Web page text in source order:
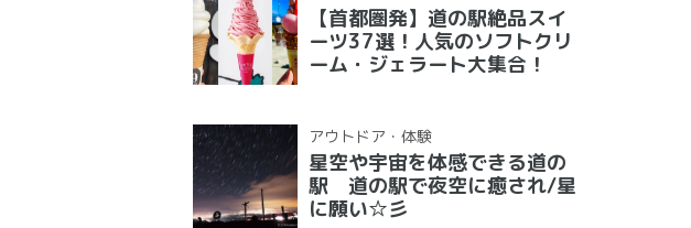
【首都圏発】道の駅絶品スイ
ーツ37選！人気のソフトクリ
ーム・ジェラート大集合！
アウトドア・体験
星空や宇宙を体感できる道の
駅 道の駅で夜空に癒され/星
に願い☆彡